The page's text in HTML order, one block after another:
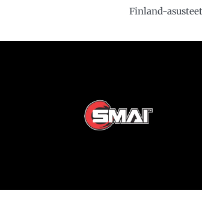
Finland-asusteet